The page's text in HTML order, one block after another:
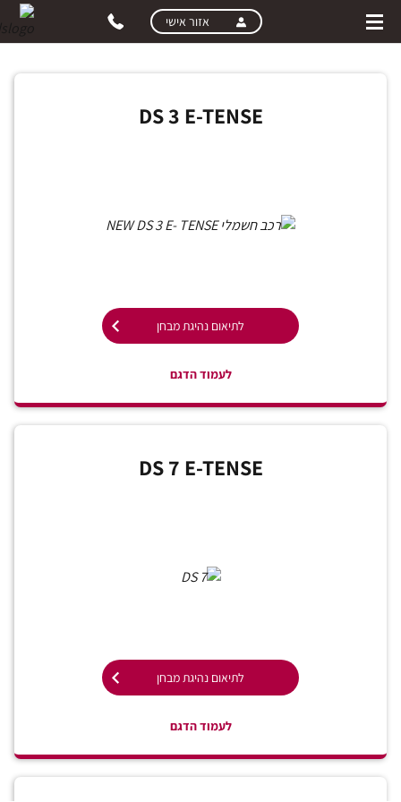
skip
content
אזור אישי
כפתור!
ובואו לנהיגת מבחן יוקרתית וחווייתית
DS 3 E-TENSE
לתיאום נהיגת מבחן
לעמוד הדגם
DS 7 E-TENSE
לתיאום נהיגת מבחן
לעמוד הדגם